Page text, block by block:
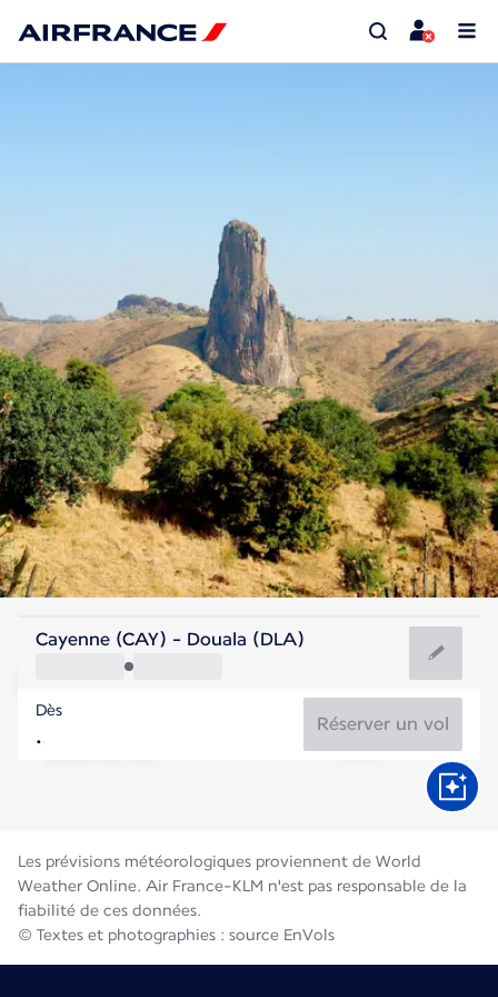
Cameroun
Douala/Yaoundé
Cameroun
25°C
Août
Cayenne (CAY) - Douala (DLA)
Dès
Réserver un vol
Les prévisions météorologiques proviennent de World
Weather Online. Air France-KLM n'est pas responsable de la
fiabilité de ces données.
© Textes et photographies : source EnVols